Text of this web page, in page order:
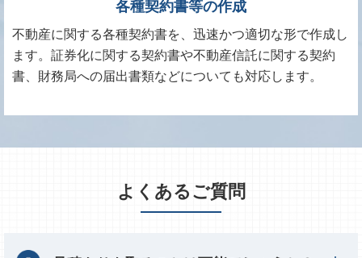
各種契約書等の作成
不動産に関する各種契約書を、迅速かつ適切な形で作成し
ます。証券化に関する契約書や不動産信託に関する契約
書、財務局への届出書類などについても対応します。
よくあるご質問